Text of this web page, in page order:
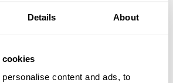
Details About
cookies
content and ads, to